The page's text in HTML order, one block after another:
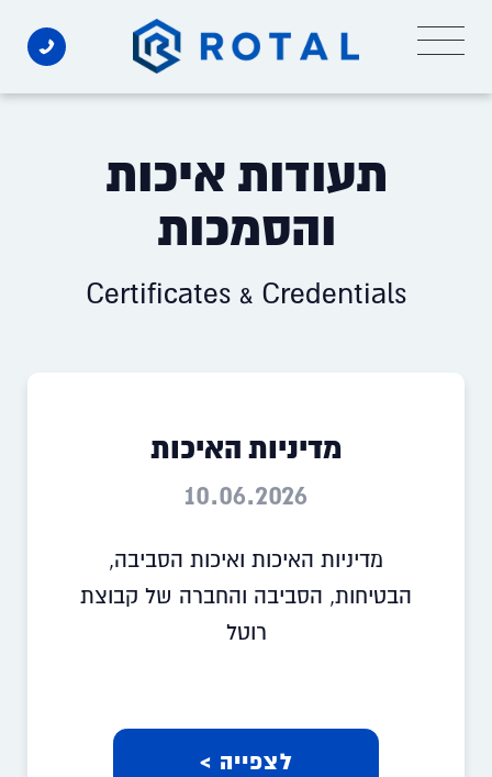
content
תעודות איכות
והסמכות
Certificates & Credentials
מדיניות האיכות
10.06.2026
מדיניות האיכות ואיכות הסביבה,
הבטיחות, הסביבה והחברה של קבוצת
רוטל
לצפייה >